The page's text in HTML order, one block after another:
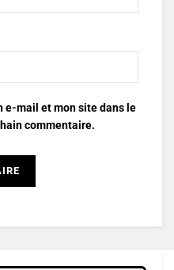
e-mail et mon site dans le
commentaire.